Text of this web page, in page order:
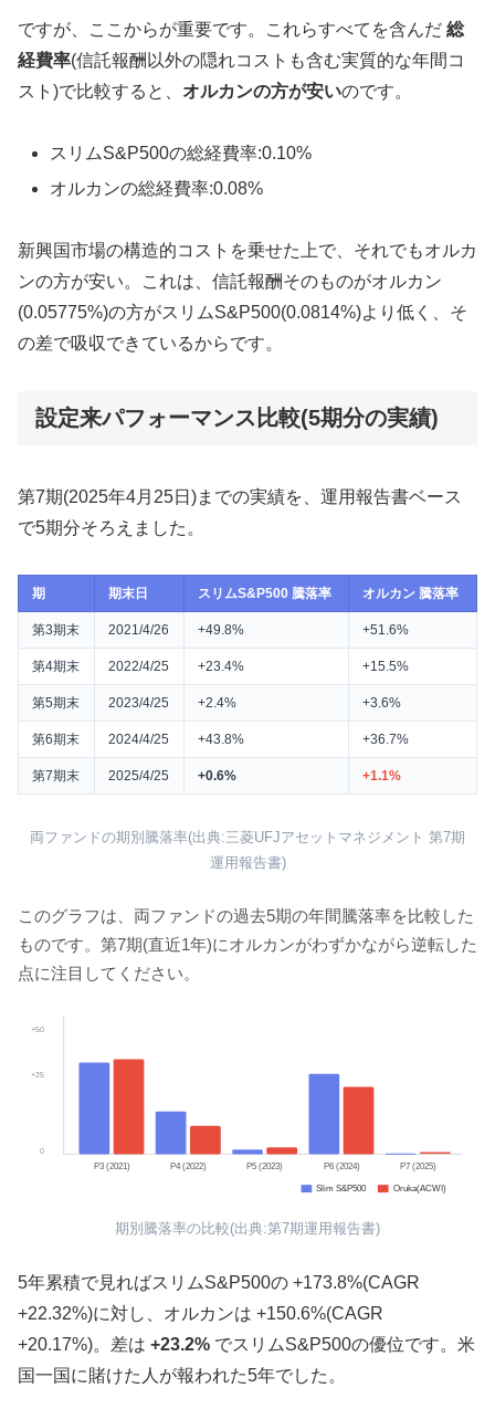
ですが、ここからが重要です。これらすべてを含んだ 総
経費率(信託報酬以外の隠れコストも含む実質的な年間コ
スト)で比較すると、 オルカンの方が安いのです。
スリムS&P500の総経費率:0.10%
オルカンの総経費率:0.08%
新興国市場の構造的コストを乗せた上で、それでもオルカ
ンの方が安い。これは、信託報酬そのものがオルカン
(0.05775%)の方がスリムS&P500(0.0814%)より低く、そ
の差で吸収できているからです。
設定来パフォーマンス比較(5期分の実績)
第7期(2025年4月25日)までの実績を、運用報告書ベース
で5期分そろえました。
期 期末日 スリムS&P500 騰落率 オルカン 騰落率
第3期末 2021/4/26 +49.8% +51.6%
第4期末 2022/4/25 +23.4% +15.5%
第5期末 2023/4/25 +2.4% +3.6%
第6期末 2024/4/25 +43.8% +36.7%
第7期末 2025/4/25 +0.6% +1.1%
両ファンドの期別騰落率(出典:三菱UFJアセットマネジメント 第7期
運用報告書)
このグラフは、両ファンドの過去5期の年間騰落率を比較した
ものです。第7期(直近1年)にオルカンがわずかながら逆転した
点に注目してください。
+50
+25
0
P3 (2021) P4 (2022) P5 (2023) P6 (2024) P7 (2025)
Slim S&P500 Oruka(ACWI)
期別騰落率の比較(出典:第7期運用報告書)
5年累積で見ればスリムS&P500の +173.8%(CAGR
+22.32%)に対し、オルカンは +150.6%(CAGR
+20.17%)。差は +23.2% でスリムS&P500の優位です。米
国一国に賭けた人が報われた5年でした。